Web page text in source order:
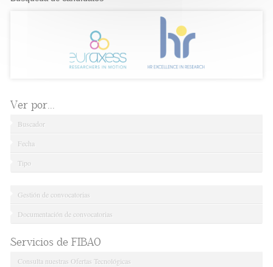
Ver por...
Buscador
Fecha
Tipo
Gestión de convocatorias
Documentación de convocatorias
Servicios de FIBAO
Consulta nuestras Ofertas Tecnológicas